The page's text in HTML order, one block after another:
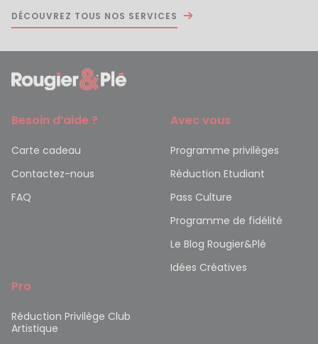
DÉCOUVREZ TOUS NOS SERVICES
Besoin d’aide ?
Carte cadeau
Contactez-nous
FAQ
Avec vous
Programme privilèges
Réduction Etudiant
Pass Culture
Programme de fidélité
Le Blog Rougier&Plé
Idées Créatives
Pro
Réduction Privilège Club
Artistique